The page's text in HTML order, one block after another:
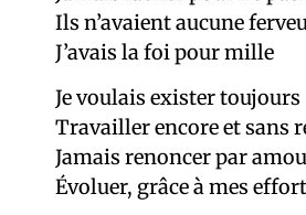
Ils n’avaient aucune
J’avais la foi pour mille
Je voulais exister toujours
Travailler encore et sans
Jamais renoncer par
Évoluer, grâce à mes